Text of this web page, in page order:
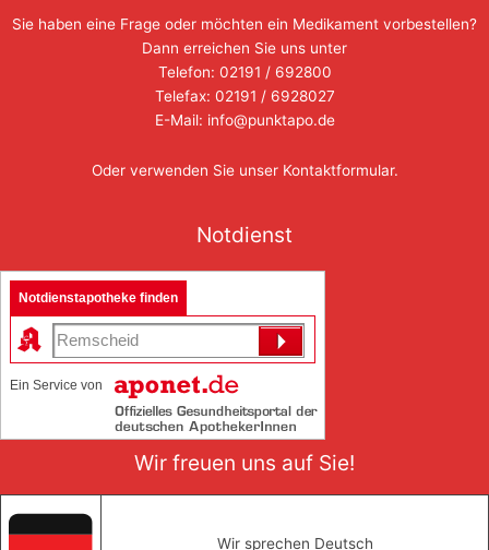
Sie haben eine Frage oder möchten ein Medikament vorbestellen?
Dann erreichen Sie uns unter
Telefon: 02191 / 692800
Telefax: 02191 / 6928027
E-Mail: info@punktapo.de
Oder verwenden Sie unser Kontaktformular.
Notdienst
Notdienstapotheke finden
Ein Service von
Wir freuen uns auf Sie!
Wir sprechen Deutsch